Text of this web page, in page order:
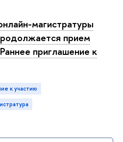
магистратуры
прием
приглашение к
к участию